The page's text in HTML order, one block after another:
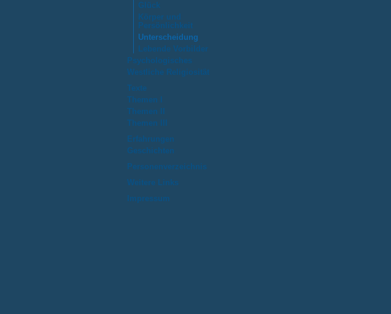
Glück
Körper und
Persönlichkeit
Unterscheidung
Lebende Vorbilder
Psychologisches
Westliche Religiosität
Texte
Themen I
Themen II
Themen III
Erfahrungen
Geschichten
Personenverzeichnis
Weitere Links
Impressum